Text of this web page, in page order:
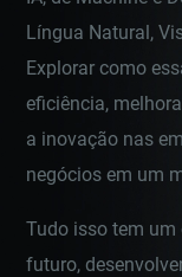
Língua Natural,
Explorar como
eficiência,
a inovação nas
negócios em um
Tudo isso tem
futuro,